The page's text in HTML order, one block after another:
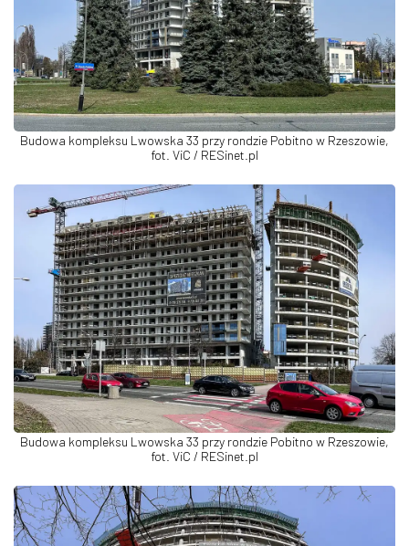
Budowa kompleksu Lwowska 33 przy rondzie Pobitno w Rzeszowie,
fot. ViC / RESinet.pl
Budowa kompleksu Lwowska 33 przy rondzie Pobitno w Rzeszowie,
fot. ViC / RESinet.pl